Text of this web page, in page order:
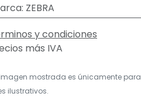
: ZEBRA
y condiciones
más IVA
mostrada es únicamente para
ilustrativos.